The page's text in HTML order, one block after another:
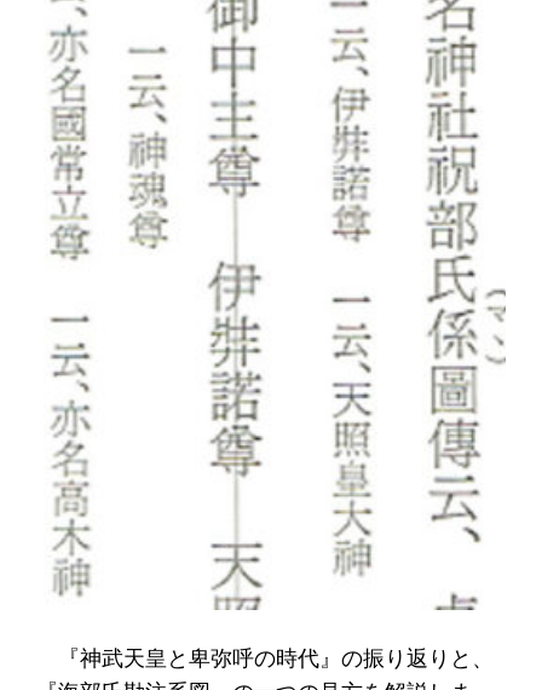
『神武天皇と卑弥呼の時代』の振り返りと、